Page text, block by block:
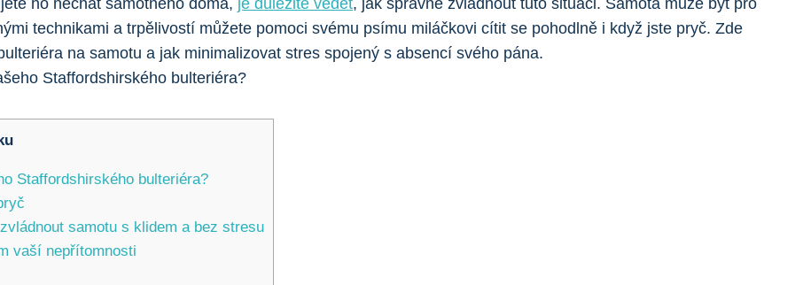
ho nechat samotného doma, je důležité vědět, jak správně zvládnout tuto situaci. Samota může být pro
technikami a trpělivostí můžete pomoci svému psímu miláčkovi cítit se pohodlně i když jste pryč. Zde
na samotu a jak minimalizovat stres spojený s absencí svého pána.
Staffordshirského bulteriéra?
samotu s klidem a bez stresu
vaší nepřítomnosti